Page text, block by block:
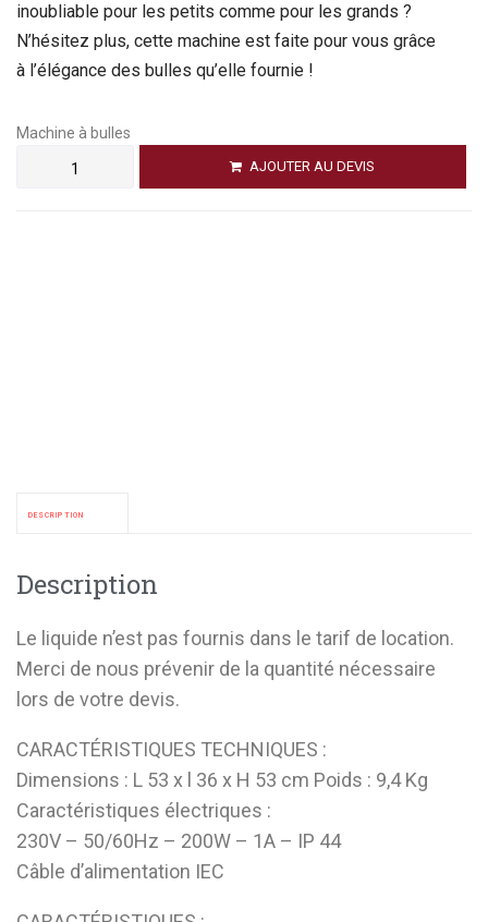
inoubliable pour les petits comme pour les grands ?
N’hésitez plus, cette machine est faite pour vous grâce
à l’élégance des bulles qu’elle fournie !
Machine à bulles
AJOUTER AU DEVIS
DESCRIPTION
Description
Le liquide n’est pas fournis dans le tarif de location.
Merci de nous prévenir de la quantité nécessaire
lors de votre devis.
CARACTÉRISTIQUES TECHNIQUES :
Dimensions : L 53 x l 36 x H 53 cm Poids : 9,4 Kg
Caractéristiques électriques :
230V – 50/60Hz – 200W – 1A – IP 44
Câble d’alimentation IEC